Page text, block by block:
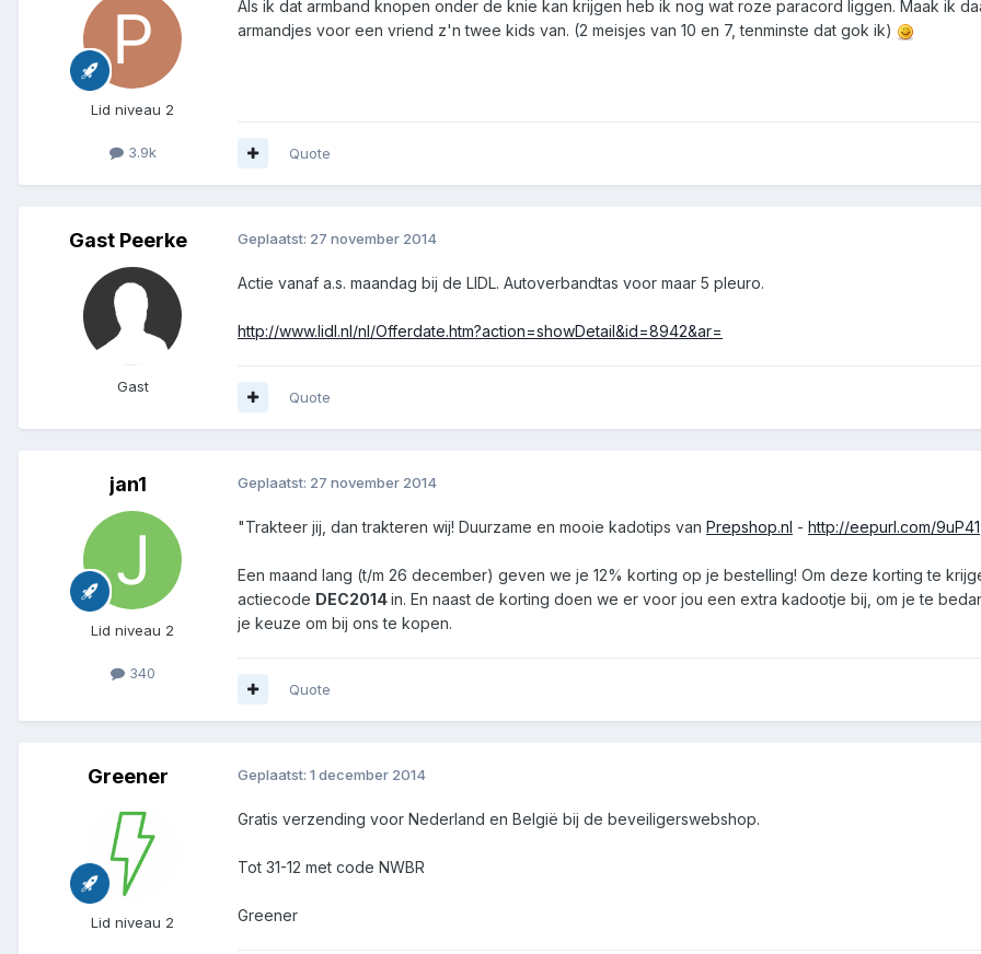
Lid niveau 2
3.9k
Als ik dat armband knopen onder de knie kan krijgen heb ik nog wat roze paracord liggen. Maak ik
armandjes voor een vriend z'n twee kids van. (2 meisjes van 10 en 7, tenminste dat gok ik)
Quote
Gast Peerke
Gast
Geplaatst: 27 november 2014
Actie vanaf a.s. maandag bij de LIDL. Autoverbandtas voor maar 5 pleuro.
http://www.lidl.nl/nl/Offerdate.htm?action=showDetail&id=8942&ar=
Quote
jan1
Lid niveau 2
340
Geplaatst: 27 november 2014
"Trakteer jij, dan trakteren wij! Duurzame en mooie kadotips van Prepshop.nl - http://eepurl.com/9uP41
Een maand lang (t/m 26 december) geven we je 12% korting op je bestelling! Om deze korting te
actiecode DEC2014in. En naast de korting doen we er voor jou een extra kadootje bij, om je te
je keuze om bij ons te kopen.
Quote
Greener
Lid niveau 2
Geplaatst: 1 december 2014
Gratis verzending voor Nederland en België bij de beveiligerswebshop.
Tot 31-12 met code NWBR
Greener